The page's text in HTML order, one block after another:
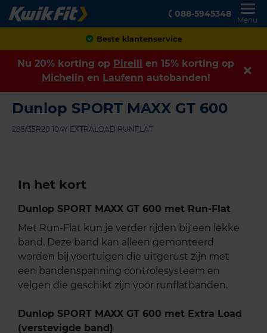
088-5945348
Menu
Beste klantenservice
Nu 20% korting op Pirelli en 15% korting op
Michelin en Laufenn autobanden!
Dunlop SPORT MAXX GT 600
285/35R20 104Y EXTRALOAD RUNFLAT
In het kort
Dunlop SPORT MAXX GT 600 met Run-Flat
Met Run-Flat kun je verder rijden bij een lekke
band. Deze band kan alleen gemonteerd
worden bij voertuigen die uitgerust zijn met
een bandenspanning controlesysteem en
velgen die geschikt zijn voor runflatbanden.
Dunlop SPORT MAXX GT 600 met Extra Load
(verstevigde band)